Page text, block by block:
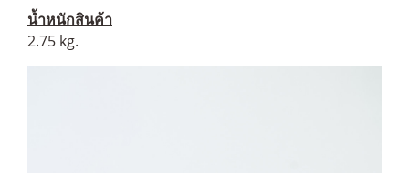
น้ำหนักสินค้า
2.75 kg.